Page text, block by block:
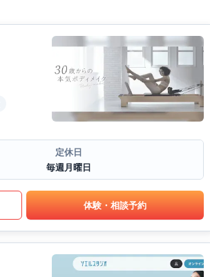
定休日
毎週月曜日
体験・相談予約